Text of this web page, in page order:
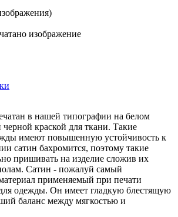
изображение
в нашей типографии на белом
черной краской для ткани. Такие
имеют повышенную устойчивость к
сатин бахромится, поэтому такие
пришивать на изделие сложив их
Сатин - пожалуй самый
применяемый при печати
одежды. Он имеет гладкую блестящую
баланс между мягкостью и